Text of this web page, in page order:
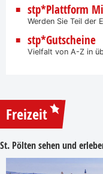
stp*Plattform
Werden Sie Teil der
stp*Gutscheine
Vielfalt von A-Z in
Freizeit
St. Pölten sehen und